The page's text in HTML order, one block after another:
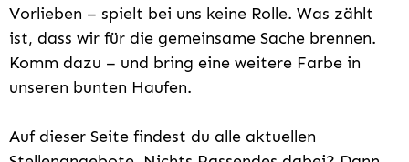
Vorlieben – spielt bei uns keine Rolle. Was zählt
ist, dass wir für die gemeinsame Sache brennen.
Komm dazu – und bring eine weitere Farbe in
unseren bunten Haufen.
Auf dieser Seite findest du alle aktuellen